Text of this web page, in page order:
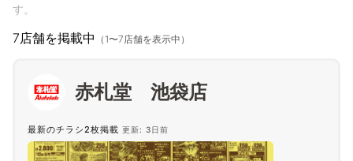
す。
7店舗を掲載中 （1〜7店舗を表示中）
赤札堂 池袋店
最新のチラシ2枚掲載 更新: 3日前